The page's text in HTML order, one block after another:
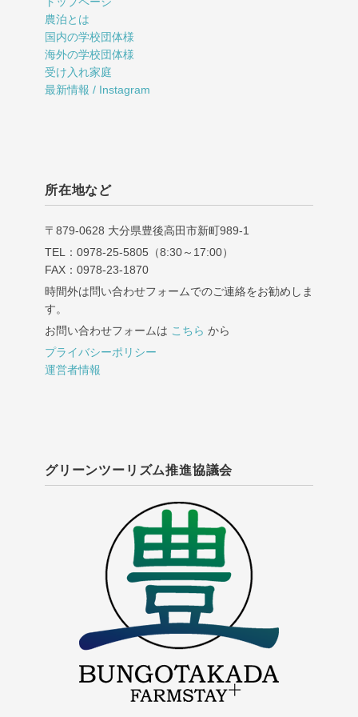
農泊とは
国内の学校団体様
海外の学校団体様
受け入れ家庭
最新情報 / Instagram
所在地など
〒879-0628 大分県豊後高田市新町989‐1
TEL：0978-25-5805（8:30～17:00）
FAX：0978-23-1870
時間外は問い合わせフォームでのご連絡をお勧めしま
す。
お問い合わせフォームは こちら から
プライバシーポリシー
運営者情報
グリーンツーリズム推進協議会